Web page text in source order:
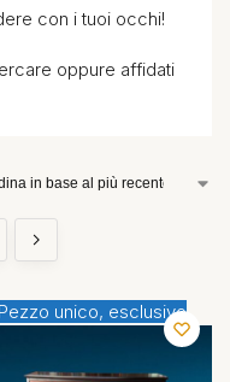
con i tuoi occhi!
oppure affidati
Pezzo unico, esclusivo